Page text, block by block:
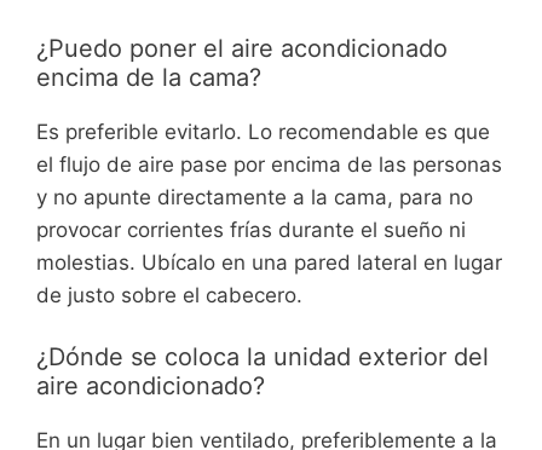
¿Puedo poner el aire acondicionado
encima de la cama?
Es preferible evitarlo. Lo recomendable es que
el flujo de aire pase por encima de las personas
y no apunte directamente a la cama, para no
provocar corrientes frías durante el sueño ni
molestias. Ubícalo en una pared lateral en lugar
de justo sobre el cabecero.
¿Dónde se coloca la unidad exterior del
aire acondicionado?
En un lugar bien ventilado, preferiblemente a la